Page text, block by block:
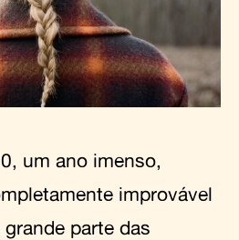
um ano imenso,
improvável
parte das